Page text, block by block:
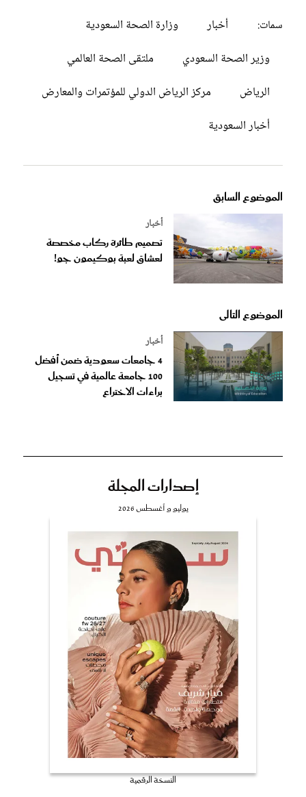
سمات:
أخبار
وزارة الصحة السعودية
وزير الصحة السعودي
ملتقى الصحة العالمي
الرياض
مركز الرياض الدولي للمؤتمرات والمعارض
أخبار السعودية
الموضوع السابق
أخبار
تصميم طائرة ركاب مخصصة
لعشاق لعبة بوكيمون جو!
الموضوع التالى
أخبار
4 جامعات سعودية ضمن أفضل
100 جامعة عالمية في تسجيل
براءات الاختراع
إصدارات المجلة
يوليو و أغسطس 2026
النسخة الرقمية